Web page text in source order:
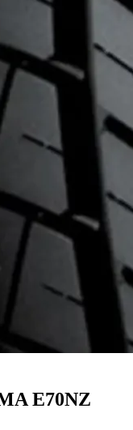
E70NZ